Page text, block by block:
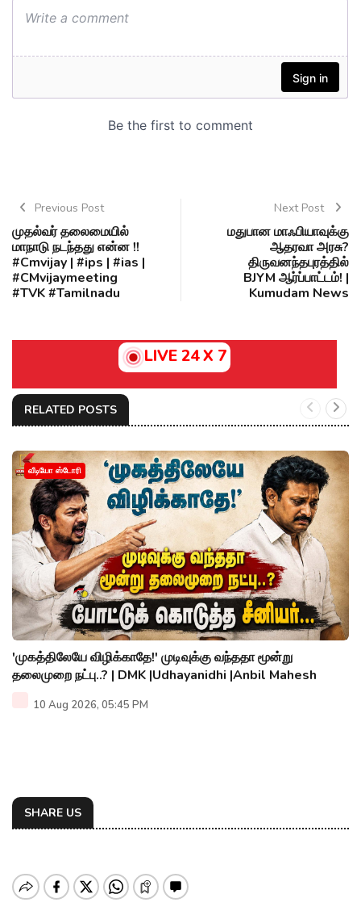
Previous Post
முதல்வர் தலைமையில்
மாநாடு நடந்தது என்ன !!
#Cmvijay | #ips | #ias |
#CMvijaymeeting
#TVK #Tamilnadu
Next Post
மதுபான மாஃபியாவுக்கு
ஆதரவா அரசு?
திருவனந்தபுரத்தில்
BJYM ஆர்ப்பாட்டம்! |
Kumudam News
LIVE 24 X 7
RELATED POSTS
வீடியோ ஸ்டோரி
'முகத்திலேயே விழிக்காதே!' முடிவுக்கு வந்ததா மூன்று
தலைமுறை நட்பு..? | DMK |Udhayanidhi |Anbil Mahesh
10 Aug 2026, 05:45 PM
SHARE US